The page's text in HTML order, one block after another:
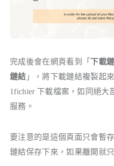
完成後會在網頁看到「 下載
鏈結 」，將下載鏈結複製起
1fichier 下載檔案，如同絕大
服務。
要注意的是這個頁面只會暫
鏈結保存下來，如果離開就